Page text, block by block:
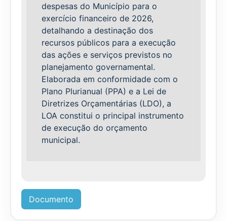
despesas do Município para o
exercício financeiro de 2026,
detalhando a destinação dos
recursos públicos para a execução
das ações e serviços previstos no
planejamento governamental.
Elaborada em conformidade com o
Plano Plurianual (PPA) e a Lei de
Diretrizes Orçamentárias (LDO), a
LOA constitui o principal instrumento
de execução do orçamento
municipal.
Documento